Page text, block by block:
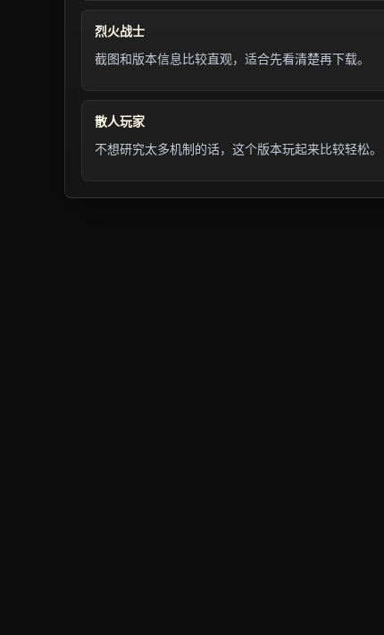
烈火战士
截图和版本信息比较直观，适合先看清楚再下载。
散人玩家
不想研究太多机制的话，这个版本玩起来比较轻松。